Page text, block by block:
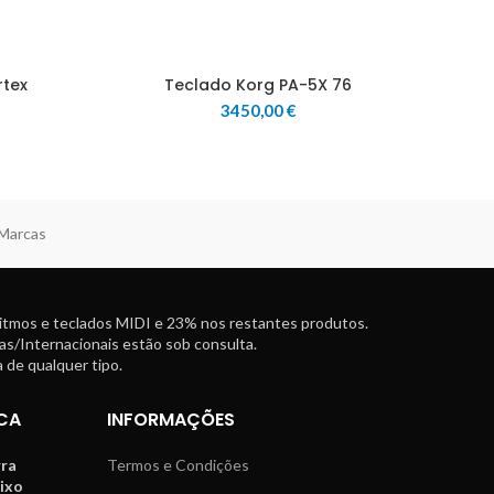
Teclado Korg PA-5X 76
3450,00€
e teclados MIDI e 23% nos restantes produtos.
Internacionais estão sob consulta.
de qualquer tipo.
INFORMAÇÕES
Termos e Condições